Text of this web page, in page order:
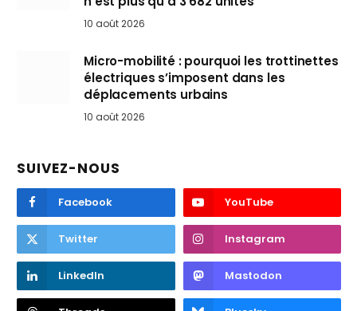
10 août 2026
Micro-mobilité : pourquoi les trottinettes
électriques s’imposent dans les
déplacements urbains
10 août 2026
SUIVEZ-NOUS
Facebook YouTube
Twitter Instagram
LinkedIn Mastodon